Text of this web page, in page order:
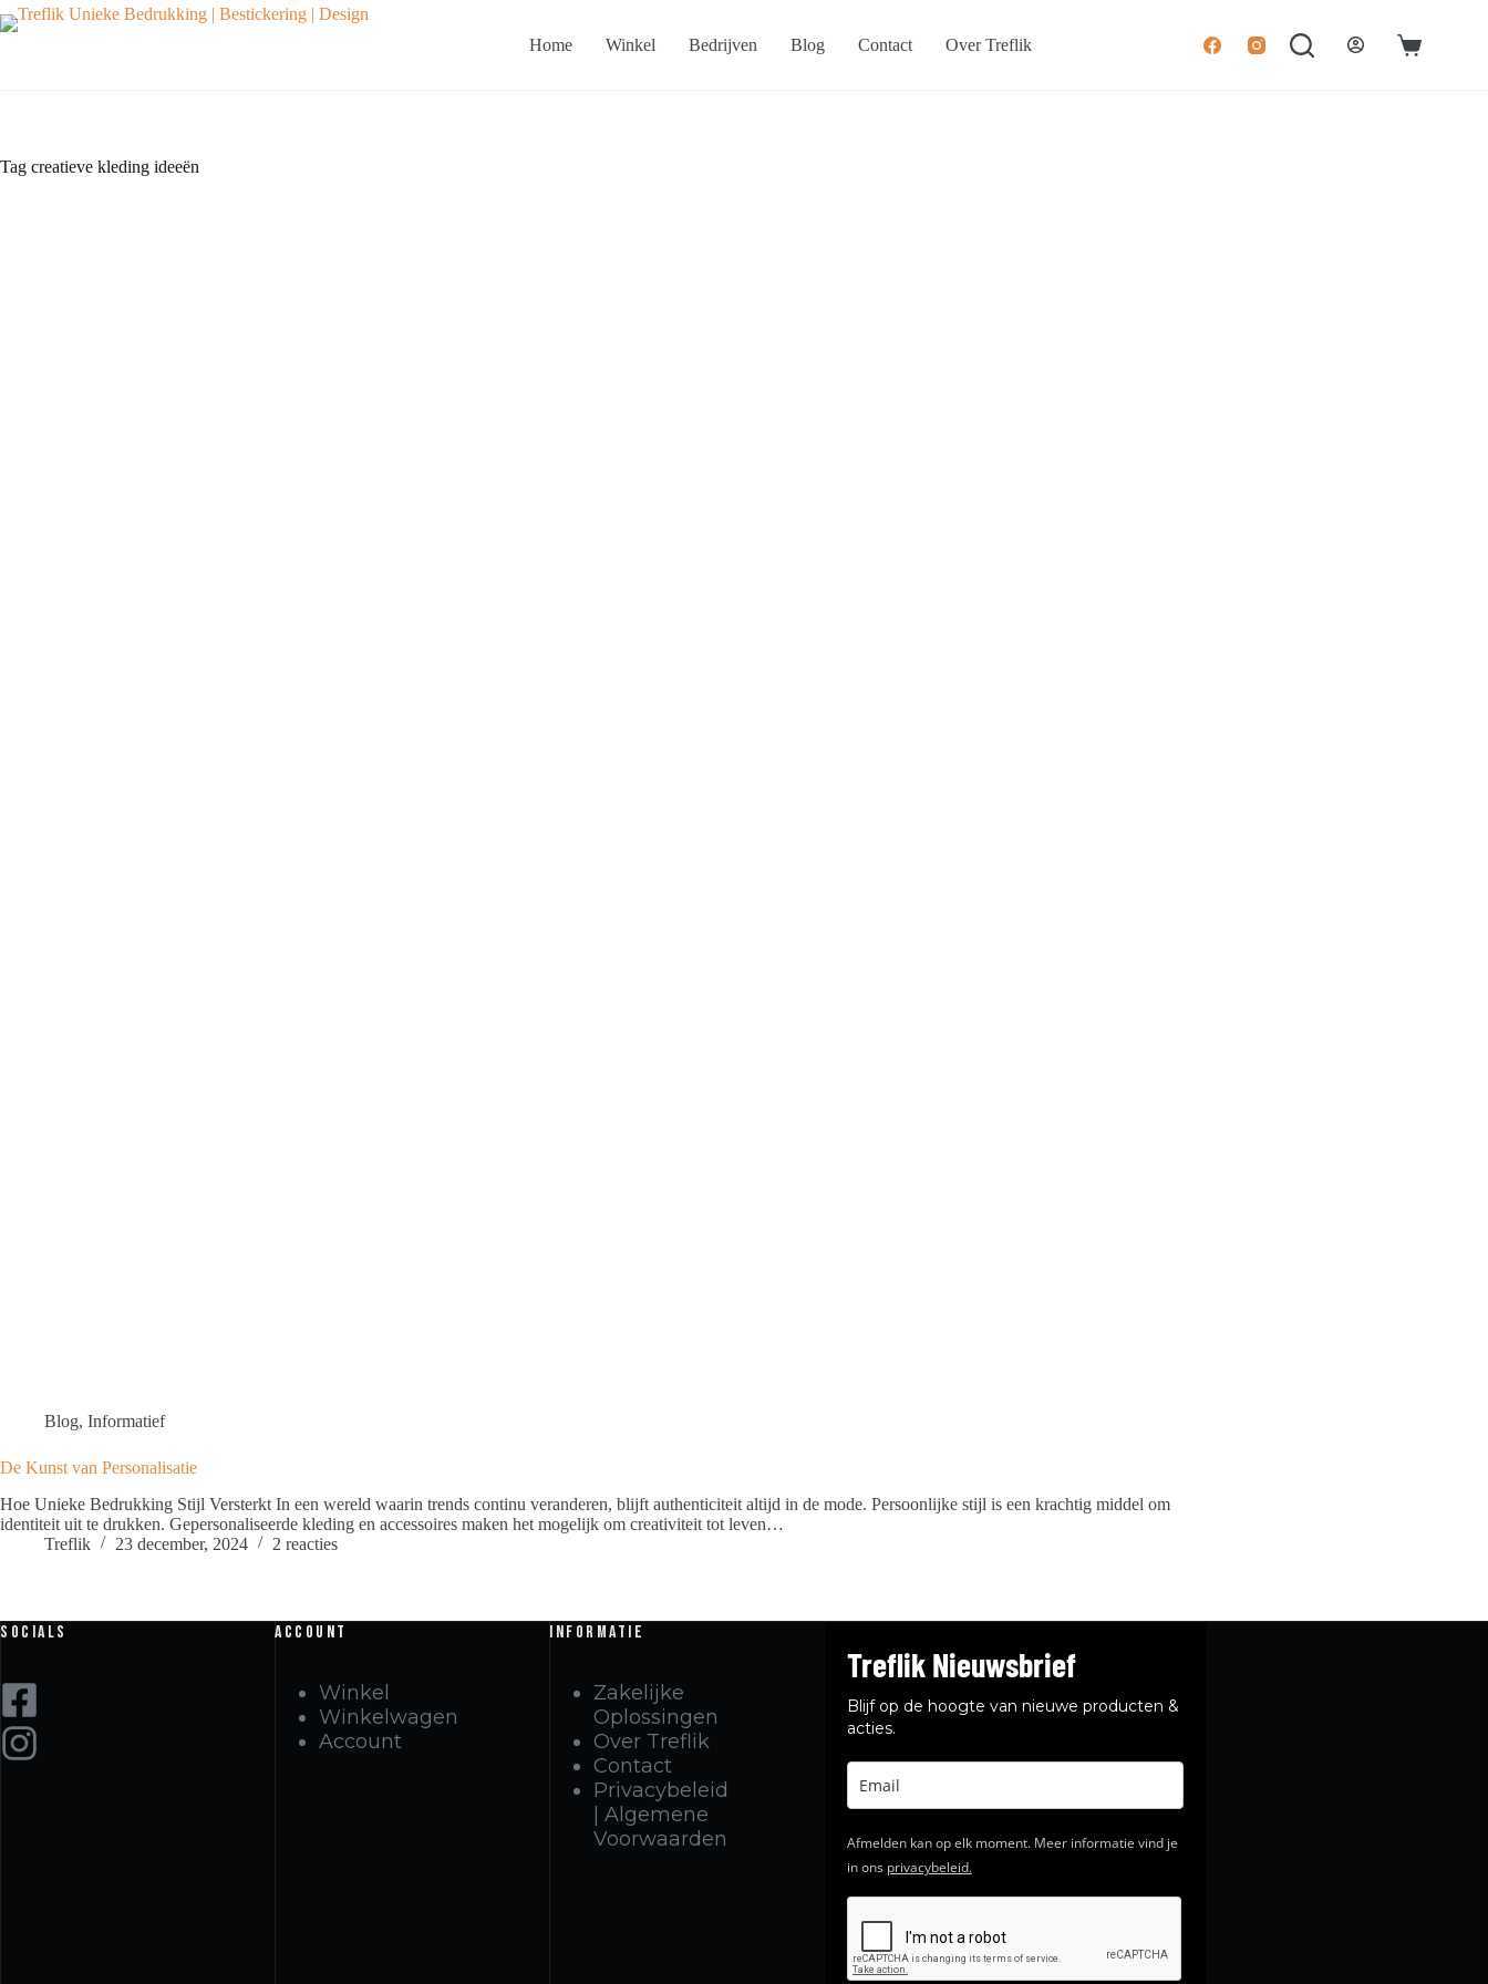
Ga
naar
Home Winkel Bedrijven Blog Contact Over Treflik
Tag creatieve kleding ideeën
Blog, Informatief
De Kunst van Personalisatie
Hoe Unieke Bedrukking Stijl Versterkt In een wereld waarin trends continu veranderen, blijft authenticiteit altijd in de mode. Persoonlijke stijl is een krachtig middel om
identiteit uit te drukken. Gepersonaliseerde kleding en accessoires maken het mogelijk om creativiteit tot leven…
Treflik
23 december, 2024 2 reacties
Socials Account
Winkel
Winkelwagen
Account
Informatie
Zakelijke
Oplossingen
Over Treflik
Contact
Privacybeleid
| Algemene
Voorwaarden
Treflik Nieuwsbrief
Blijf op de hoogte van nieuwe producten &
acties.
Afmelden kan op elk moment. Meer informatie vind je
in ons privacybeleid.